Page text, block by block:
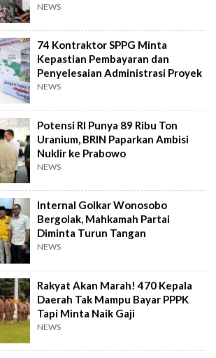
NEWS
74 Kontraktor SPPG Minta
Kepastian Pembayaran dan
Penyelesaian Administrasi Proyek
NEWS
Potensi RI Punya 89 Ribu Ton
Uranium, BRIN Paparkan Ambisi
Nuklir ke Prabowo
NEWS
Internal Golkar Wonosobo
Bergolak, Mahkamah Partai
Diminta Turun Tangan
NEWS
Rakyat Akan Marah! 470 Kepala
Daerah Tak Mampu Bayar PPPK
Tapi Minta Naik Gaji
NEWS